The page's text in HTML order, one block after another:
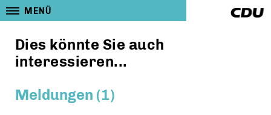
MENÜ
Dies könnte Sie auch
interessieren...
Meldungen (1)